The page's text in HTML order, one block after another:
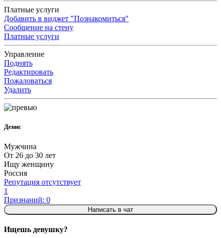
Платные услуги
Добавить в виджет "Познакомиться"
Сообщение на стену
Платные услуги
Управление
Поднять
Редактировать
Пожаловаться
Удалить
Денис
Мужчина
От 26 до 30 лет
Ищу женщину
Россия
Репутация отсутствует
1
Признаний: 0
Написать в чат
Ищешь девушку?